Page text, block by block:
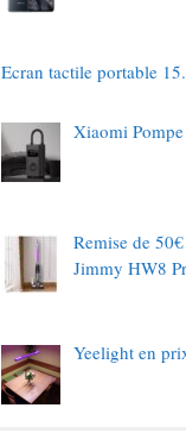
Ecran tactile portable
Xiaomi
Remise de
Jimmy HW8
Yeelight en